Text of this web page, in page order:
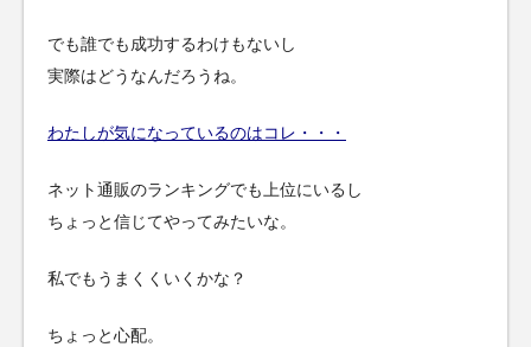
でも誰でも成功するわけもないし
実際はどうなんだろうね。
わたしが気になっているのはコレ・・・
ネット通販のランキングでも上位にいるし
ちょっと信じてやってみたいな。
私でもうまくくいくかな？
ちょっと心配。